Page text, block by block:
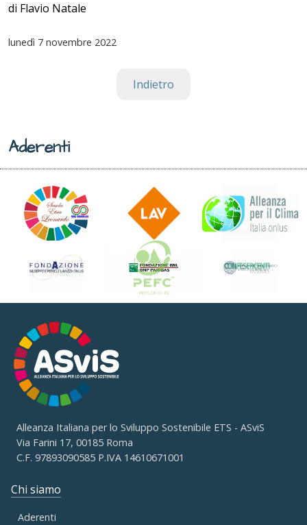
di Flavio Natale
lunedì 7 novembre 2022
Indietro
Aderenti
Alleanza Italiana per lo Sviluppo Sostenibile ETS - ASviS
Via Farini 17, 00185 Roma
C.F. 97893090585 P.IVA 14610671001
Chi siamo
Aderenti